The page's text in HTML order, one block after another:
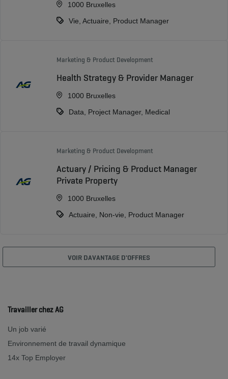
1000 Bruxelles
Vie, Actuaire, Product Manager
Marketing & Product Development
Health Strategy & Provider Manager
1000 Bruxelles
Data, Project Manager, Medical
Marketing & Product Development
Actuary / Pricing & Product Manager
Private Property
1000 Bruxelles
Actuaire, Non-vie, Product Manager
VOIR DAVANTAGE D'OFFRES
Travailler chez AG
Un job varié
Environnement de travail dynamique
14x Top Employer